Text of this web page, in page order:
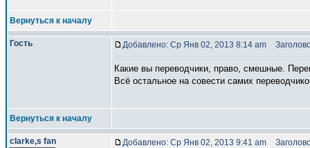
Вернуться к началу
Гость Добавлено: Ср Янв 02, 2013 8:14 am
Какие вы переводчики, право, смешные.
Всё остальное на совести самих
Вернуться к началу
clarke,s fan Добавлено: Ср Янв 02, 2013 9:41 am